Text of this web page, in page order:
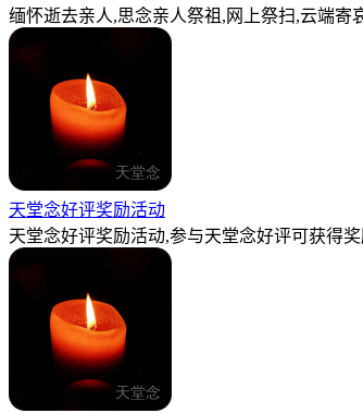
缅怀逝去亲人,思念亲人祭祖,网上祭扫,云端寄
天堂念好评奖励活动
天堂念好评奖励活动,参与天堂念好评可获得